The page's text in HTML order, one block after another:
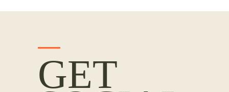
GET